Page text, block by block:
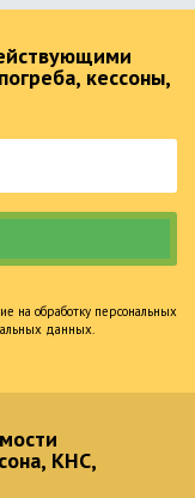
кессоны,
на обработку персональных
данных.
КНС,